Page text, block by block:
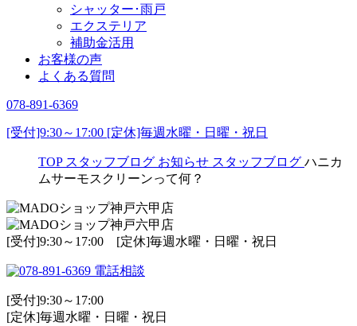
シャッター･雨戸
エクステリア
補助金活用
お客様の声
よくある質問
078-891-6369
[受付]9:30～17:00 [定休]毎週水曜・日曜・祝日
TOP スタッフブログ お知らせ スタッフブログ ハニカ
ムサーモスクリーンって何？
[受付]9:30～17:00 [定休]毎週水曜・日曜・祝日
電話相談
[受付]9:30～17:00
[定休]毎週水曜・日曜・祝日